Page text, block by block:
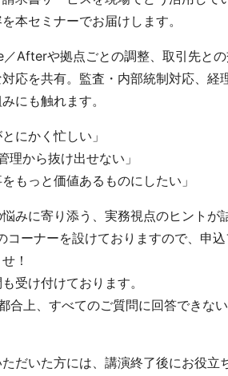
本セミナーでお届けします。
Afterや拠点ごとの調整、取引先と
応を共有。監査・内部統制対応、経
にも触れます。
にかく忙しい」
理から抜け出せない」
をもっと価値あるものにしたい」
みに寄り添う、実務視点のヒントが
コーナーを設けておりますので、申
！
受け付けております。
合上、すべてのご質問に回答できな
だいた方には、講演終了後にお役立